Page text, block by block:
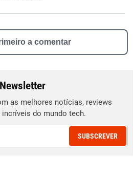
a comentar
as melhores notícias, reviews
do mundo tech.
SUBSCREVER